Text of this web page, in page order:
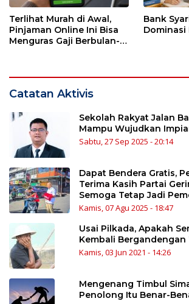
Terlihat Murah di Awal,
Pinjaman Online Ini Bisa
Menguras Gaji Berbulan-
Bank
Dominasi
Catatan Aktivis
Sekolah Rakyat Jalan
Mampu Wujudkan
Sabtu, 27 Sep 2025 - 20:14
Dapat Bendera Gratis,
Terima Kasih Partai
Semoga Tetap Jadi
Kamis, 07 Agu 2025 - 18:47
Usai Pilkada, Apakah
Kembali Bergandengan
Kamis, 03 Jun 2021 - 14:26
Mengenang Timbul
Penolong Itu Benar-